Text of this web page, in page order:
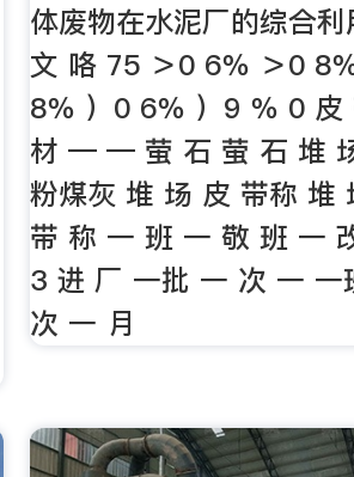
体废物在水泥厂的综合利
文 咯 75 ＞0 6％ ＞0 8
8％ ）0 6％ ）9 ％ 0 皮
材 — — 萤 石 萤 石 堆
粉煤灰 堆 场 皮 带称 堆
带 称 一 班 一 敬 班 一
3 进 厂 一批 一 次 一 一
次 一 月